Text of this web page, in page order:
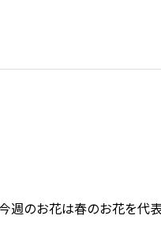
のお花は春のお花を代